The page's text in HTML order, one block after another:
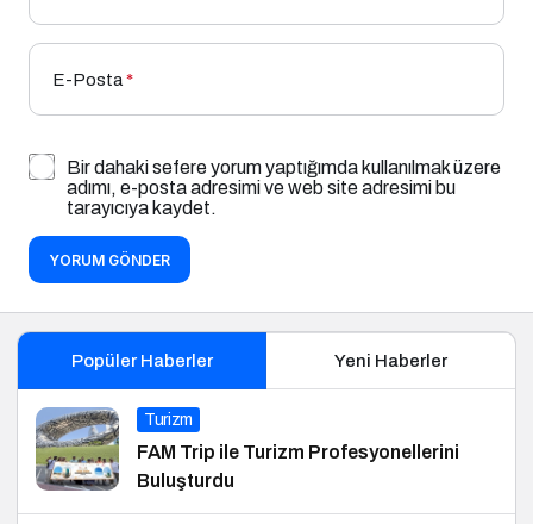
E-Posta*
Bir dahaki sefere yorum yaptığımda kullanılmak üzere
adımı, e-posta adresimi ve web site adresimi bu
tarayıcıya kaydet.
YORUM GÖNDER
Popüler Haberler Yeni Haberler
Turizm
FAM Trip ile Turizm Profesyonellerini
Buluşturdu